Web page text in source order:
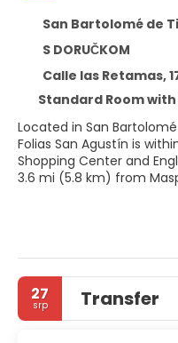
San Bartolomé de
S DORUČKOM
Calle las Retamas,
Standard Room
Located in San
Folias San Agustín is
Shopping Center and English Beach.
3.6 mi (5.8 km) from
Take in the views from
use of amenities such
access. Additional
services, a communal
assistance.
27
srp Transfer